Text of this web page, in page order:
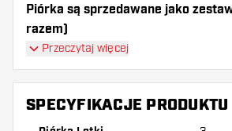
Piórka są sprzedawane jako
razem)
Dartshopper tip!
Upewnij się, że masz pod ręką
Przeczytaj więcej
SPECYFIKACJE PRODUKTU